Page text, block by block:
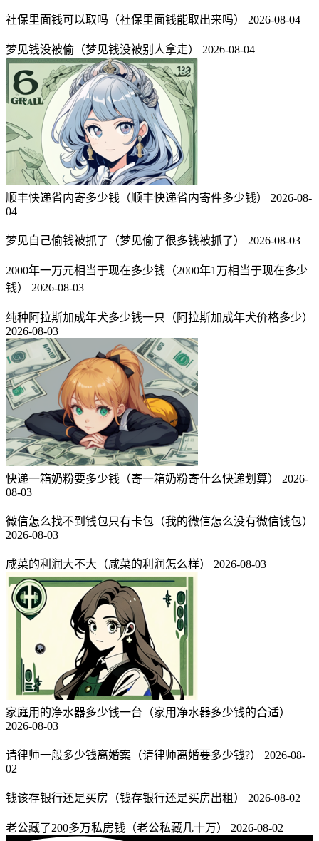
社保里面钱可以取吗（社保里面钱能取出来吗） 2026-08-04
梦见钱没被偷（梦见钱没被别人拿走） 2026-08-04
顺丰快递省内寄多少钱（顺丰快递省内寄件多少钱）
2026-08-
04
梦见自己偷钱被抓了（梦见偷了很多钱被抓了） 2026-08-03
2000年一万元相当于现在多少钱（2000年1万相当于现在多少
钱）
2026-08-03
纯种阿拉斯加成年犬多少钱一只（阿拉斯加成年犬价格多少）
2026-08-03
快递一箱奶粉要多少钱（寄一箱奶粉寄什么快递划算）
2026-
08-03
微信怎么找不到钱包只有卡包（我的微信怎么没有微信钱包）
2026-08-03
咸菜的利润大不大（咸菜的利润怎么样） 2026-08-03
家庭用的净水器多少钱一台（家用净水器多少钱的合适）
2026-08-03
请律师一般多少钱离婚案（请律师离婚要多少钱?）
2026-08-
02
钱该存银行还是买房（钱存银行还是买房出租） 2026-08-02
老公藏了200多万私房钱（老公私藏几十万） 2026-08-02